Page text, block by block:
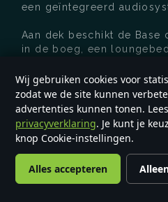
een geïntegreerd
Aan dek beschikt de Base
in de boeg, een
opbergvakken en een
zijn USB-C/USB-
laden aanwezig. De romp
geleverd in wit, met grijs/
dekafwerking en keuze uit
bestendig bekleding voor
Voor meer informatie over
opties nemen wij de
Wij gebruiken cookies voor
zodat we de site kunnen
advertenties kunnen tonen.
privacyverklaring. Je kunt je
knop Cookie-instellingen.
Alles accepteren